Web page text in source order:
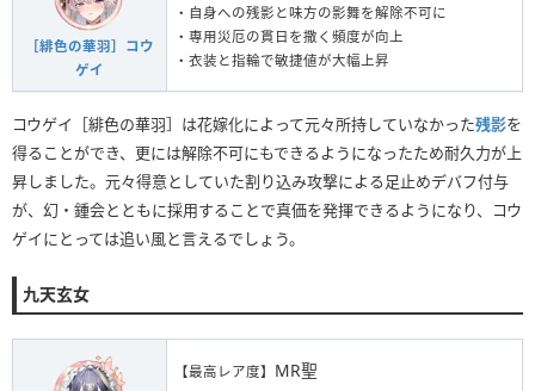
［緋色の華羽］コウ
ゲイ
・自身への残影と味方の影舞を解除不可に
・専用災厄の貫日を撒く頻度が向上
・衣装と指輪で敏捷値が大幅上昇
コウゲイ［緋色の華羽］は花嫁化によって元々所持していなかった残影を
得ることができ、更には解除不可にもできるようになったため耐久力が上
昇しました。元々得意としていた割り込み攻撃による足止めデバフ付与
が、幻・鍾会とともに採用することで真価を発揮できるようになり、コウ
ゲイにとっては追い風と言えるでしょう。
九天玄女
【最高レア度】 MR聖